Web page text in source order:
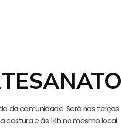
da comunidade. Será nas terças
costura e às 14h no mesmo local